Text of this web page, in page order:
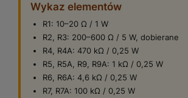
Wykaz elementów
R1: 10–20 Ω / 1 W
R2, R3: 200–600 Ω / 5 W, dobierane
R4, R4A: 470 kΩ / 0,25 W
R5, R5A, R9, R9A: 1 kΩ / 0,25 W
R6, R6A: 4,6 kΩ / 0,25 W
R7, R7A: 100 kΩ / 0,25 W